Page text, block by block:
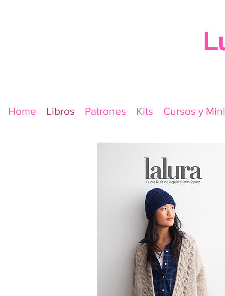
Home Libros Patrones Kits Cursos y